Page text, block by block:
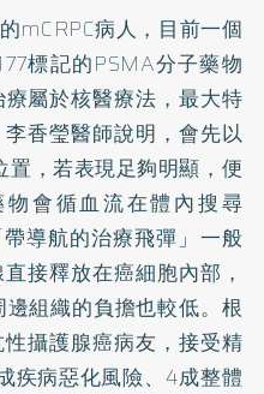
mCRPC病人，目前一個
標記的PSMA分子藥物
療屬於核醫療法，最大特
香瑩醫師說明，會先以
置，若表現足夠明顯，便
物會循血流在體內搜尋
導航的治療飛彈」一般
接釋放在癌細胞內部，
組織的負擔也較低。根
攝護腺癌病友，接受精
疾病惡化風險、4成整體